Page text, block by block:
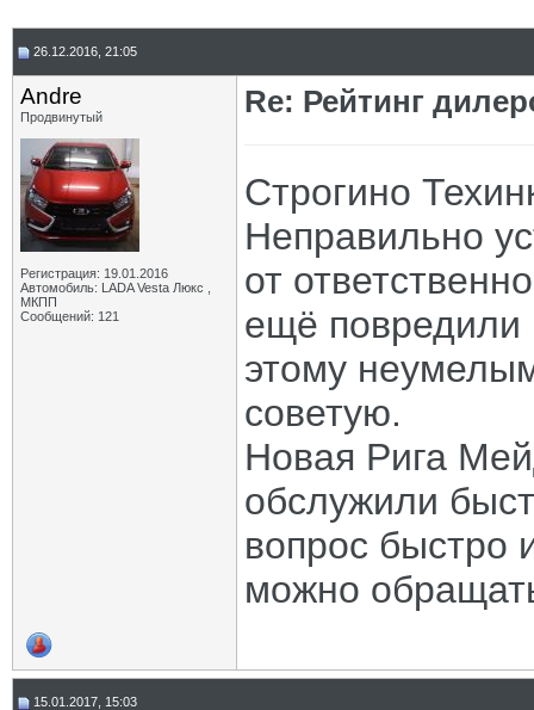
26.12.2016, 21:05
Andre
Продвинутый
Регистрация: 19.01.2016
Автомобиль: LADA Vesta Люкс ,
МКПП
Сообщений: 121
Re: Рейтинг
Строгино
Неправильно
от
ещё
этому
советую.
Новая Рига
обслужили
вопрос быстро
можно
15.01.2017, 15:03